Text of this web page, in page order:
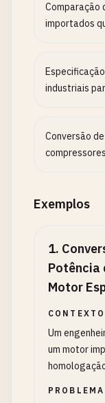
Comparação
importados
industriais
Conversão
Exemplos
1.
Potência
Motor
CONTEXTO
Um
um motor
PROBLEMA